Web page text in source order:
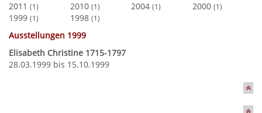
2011 (1) 2010 (1) 2004 (1) 2000 (1)
1999 (1) 1998 (1)
Ausstellungen 1999
Elisabeth Christine 1715-1797
28.03.1999 bis 15.10.1999